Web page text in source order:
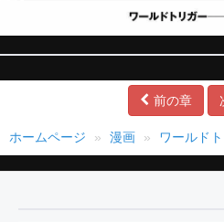
前の章
ホームページ 漫画 ワールド